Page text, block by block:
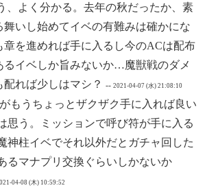
、よく分かる。去年の秋だったか、素
舞いし始めてイベの有難みは確かにな
章を進めれば手に入るし今のACは配布
るイベしか旨みないか…魔獣戦のダメ
配れば少しはマシ？--2021-04-07 (水) 21:08:10
もうちょっとザクザク手に入れば良い
思う。ミッションで呼び符が手に入る
神柱イベでそれ以外だとガチャ回した
るマナプリ交換ぐらいしかないか
04-08 (木) 10:59:52